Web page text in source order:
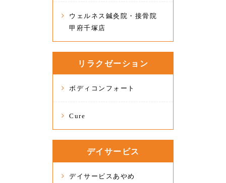
ウェルネス鍼灸院・接骨院
甲府千塚店
リラクゼーション
ボディコンフォート
Cure
デイサービス
デイサービスあやめ